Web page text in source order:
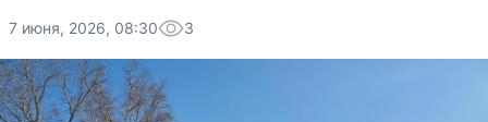
7 июня, 2026, 08:30 3